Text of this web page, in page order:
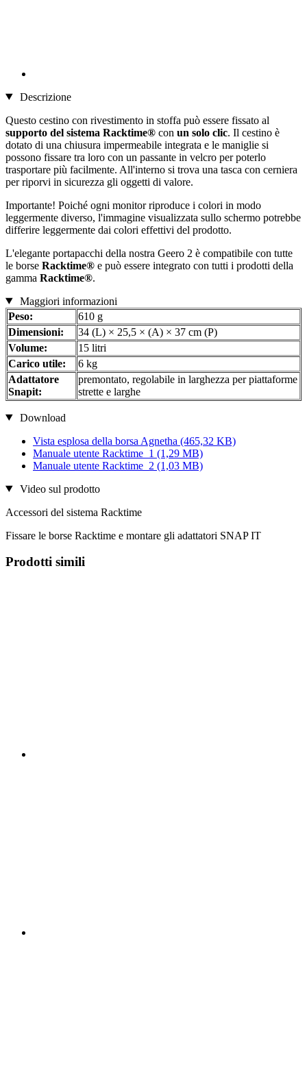
Descrizione
Questo cestino con rivestimento in stoffa può essere fissato al
supporto del sistema Racktime® con un solo clic. Il cestino è
dotato di una chiusura impermeabile integrata e le maniglie si
possono fissare tra loro con un passante in velcro per poterlo
trasportare più facilmente. All'interno si trova una tasca con cerniera
per riporvi in sicurezza gli oggetti di valore.
Importante! Poiché ogni monitor riproduce i colori in modo
leggermente diverso, l'immagine visualizzata sullo schermo potrebbe
differire leggermente dai colori effettivi del prodotto.
L'elegante portapacchi della nostra Geero 2 è compatibile con tutte
le borse Racktime® e può essere integrato con tutti i prodotti della
gamma Racktime®.
Maggiori informazioni
Peso:
610 g
Dimensioni:
34 (L) × 25,5 × (A) × 37 cm (P)
Volume:
15 litri
Carico utile:
6 kg
Adattatore
Snapit:
premontato, regolabile in larghezza per piattaforme
strette e larghe
Download
Vista esplosa della borsa Agnetha (465,32 KB)
Manuale utente Racktime_1 (1,29 MB)
Manuale utente Racktime_2 (1,03 MB)
Video sul prodotto
Accessori del sistema Racktime
Fissare le borse Racktime e montare gli adattatori SNAP IT
Prodotti simili